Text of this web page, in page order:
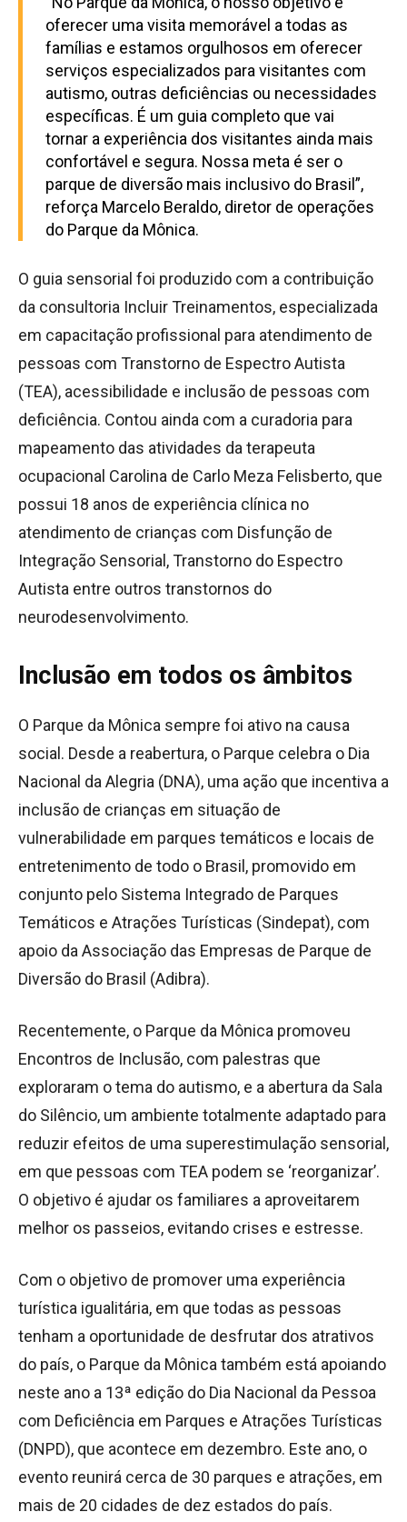
oferecer uma visita memorável a todas as
famílias e estamos orgulhosos em oferecer
serviços especializados para visitantes com
autismo, outras deficiências ou necessidades
específicas. É um guia completo que vai
tornar a experiência dos visitantes ainda mais
confortável e segura. Nossa meta é ser o
parque de diversão mais inclusivo do Brasil”,
reforça Marcelo Beraldo, diretor de operações
do Parque da Mônica.
O guia sensorial foi produzido com a contribuição
da consultoria Incluir Treinamentos, especializada
em capacitação profissional para atendimento de
pessoas com Transtorno de Espectro Autista
(TEA), acessibilidade e inclusão de pessoas com
deficiência. Contou ainda com a curadoria para
mapeamento das atividades da terapeuta
ocupacional Carolina de Carlo Meza Felisberto, que
possui 18 anos de experiência clínica no
atendimento de crianças com Disfunção de
Integração Sensorial, Transtorno do Espectro
Autista entre outros transtornos do
neurodesenvolvimento.
Inclusão em todos os âmbitos
O Parque da Mônica sempre foi ativo na causa
social. Desde a reabertura, o Parque celebra o Dia
Nacional da Alegria (DNA), uma ação que incentiva a
inclusão de crianças em situação de
vulnerabilidade em parques temáticos e locais de
entretenimento de todo o Brasil, promovido em
conjunto pelo Sistema Integrado de Parques
Temáticos e Atrações Turísticas (Sindepat), com
apoio da Associação das Empresas de Parque de
Diversão do Brasil (Adibra).
Recentemente, o Parque da Mônica promoveu
Encontros de Inclusão, com palestras que
exploraram o tema do autismo, e a abertura da Sala
do Silêncio, um ambiente totalmente adaptado para
reduzir efeitos de uma superestimulação sensorial,
em que pessoas com TEA podem se ‘reorganizar’.
O objetivo é ajudar os familiares a aproveitarem
melhor os passeios, evitando crises e estresse.
Com o objetivo de promover uma experiência
turística igualitária, em que todas as pessoas
tenham a oportunidade de desfrutar dos atrativos
do país, o Parque da Mônica também está apoiando
neste ano a 13ª edição do Dia Nacional da Pessoa
com Deficiência em Parques e Atrações Turísticas
(DNPD), que acontece em dezembro. Este ano, o
evento reunirá cerca de 30 parques e atrações, em
mais de 20 cidades de dez estados do país.